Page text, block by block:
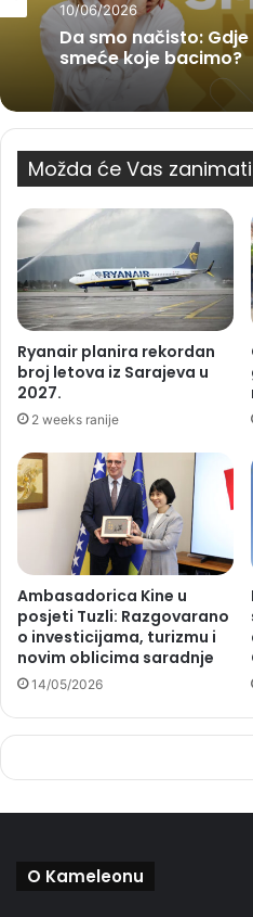
10/06/2026
Da smo načisto:
smeće koje bacimo?
Možda će Vas
Ryanair planira rekordan
broj letova iz Sarajeva u
2027.
2 weeks ranije
Ambasadorica Kine u
posjeti Tuzli: Razgovarano
o investicijama, turizmu i
novim oblicima saradnje
14/05/2026
O Kameleonu